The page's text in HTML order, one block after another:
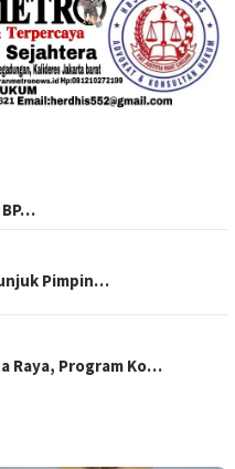
Pimpin…
Raya, Program Ko…